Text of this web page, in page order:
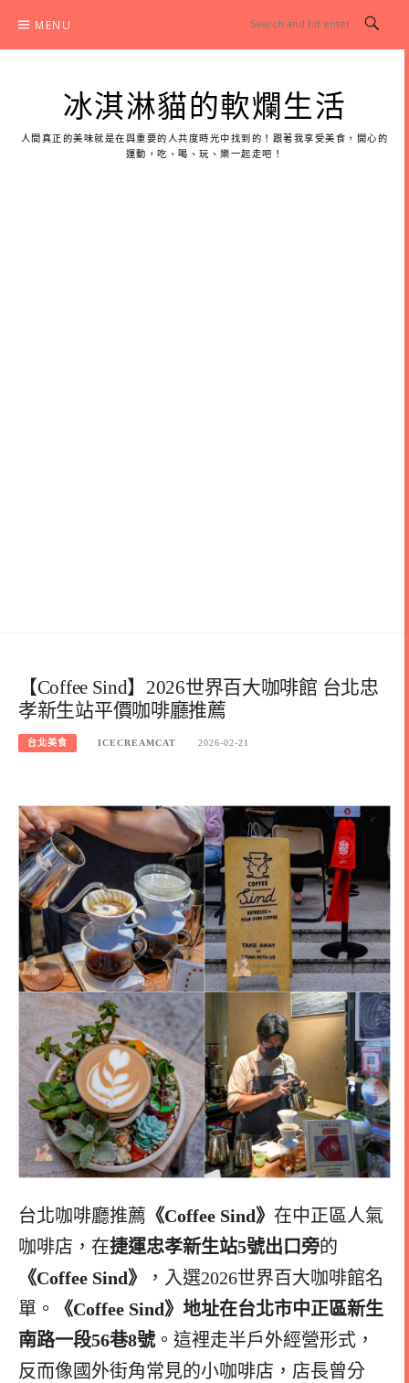
content
MENU
冰淇淋貓的軟爛生活
人間真正的美味就是在與重要的人共度時光中找到的！跟著我享受美食，開心的
運動，吃、喝、玩、樂一起走吧！
【Coffee Sind】2026世界百大咖啡館 台北忠
孝新生站平價咖啡廳推薦
台北美食 ICECREAMCAT 2026-02-21
台北咖啡廳推薦 《Coffee Sind》 在中正區人氣
咖啡店，在捷運忠孝新生站5號出口旁的
《Coffee Sind》
，入選2026世界百大咖啡館名
單。
《Coffee Sind》 地址在台北市中正區新生
南路一段56巷8號。這裡走半戶外經營形式，
反而像國外街角常見的小咖啡店，店長曾分